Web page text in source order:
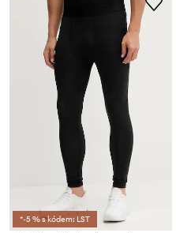
*-5 % s kódem: LST